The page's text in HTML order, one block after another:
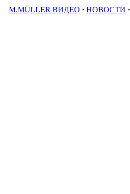
M.MÜLLER ВИДЕО · НОВОСТИ ·